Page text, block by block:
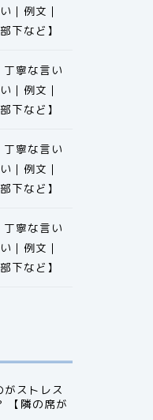
｜例文｜
下など】​​​​​​​​​​​​​​​​
寧な言い
｜例文｜
下など】​​​​​​​​​​​​​​​​
寧な言い
｜例文｜
下など】​​​​​​​​​​​​​​​​
寧な言い
｜例文｜
下など】​​​​​​​​​​​​​​​​
ストレス
【隣の席が